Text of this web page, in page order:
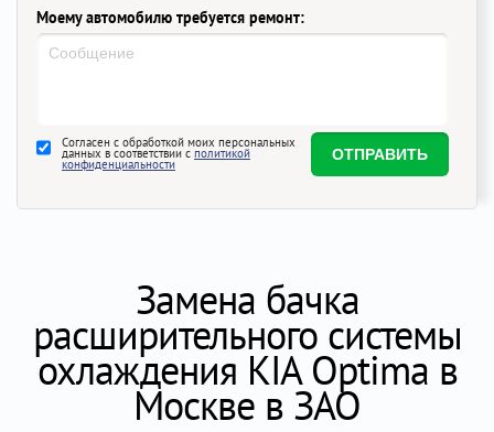
Моему автомобилю требуется ремонт:
Согласен с обработкой моих персональных
данных в соответствии с политикой
конфиденциальности
Замена бачка
расширительного системы
охлаждения KIA Optima в
Москве в ЗАО